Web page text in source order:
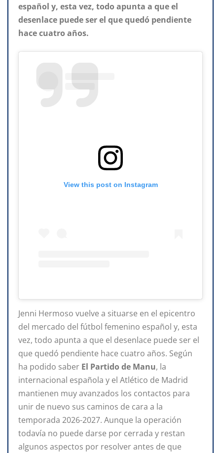
español y, esta vez, todo apunta a que el
desenlace puede ser el que quedó pendiente
hace cuatro años.
View this post on Instagram
Jenni Hermoso vuelve a situarse en el epicentro
del mercado del fútbol femenino español y, esta
vez, todo apunta a que el desenlace puede ser el
que quedó pendiente hace cuatro años. Según
ha podido saber El Partido de Manu, la
internacional española y el Atlético de Madrid
mantienen muy avanzados los contactos para
unir de nuevo sus caminos de cara a la
temporada 2026-2027. Aunque la operación
todavía no puede darse por cerrada y restan
algunos aspectos por resolver antes de que